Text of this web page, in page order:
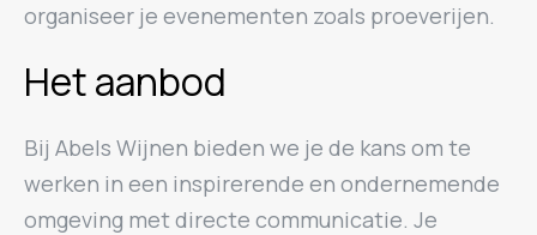
organiseer je evenementen zoals proeverijen.
Het aanbod
Bij Abels Wijnen bieden we je de kans om te
werken in een inspirerende en ondernemende
omgeving met directe communicatie. Je